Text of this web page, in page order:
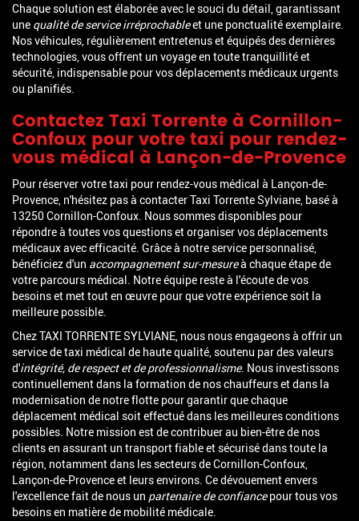
Chaque solution est élaborée avec le souci du détail, garantissant
une qualité de service irréprochableet une ponctualité exemplaire.
Nos véhicules, régulièrement entretenus et équipés des dernières
technologies, vous offrent un voyage en toute tranquillité et
sécurité, indispensable pour vos déplacements médicaux urgents
ou planifiés.
Contactez Taxi Torrente à Cornillon-
Confoux pour votre taxi pour rendez-
vous médical à Lançon-de-Provence
Pour réserver votre taxi pour rendez-vous médical à Lançon-de-
Provence, n'hésitez pas à contacter Taxi Torrente Sylviane, basé à
13250 Cornillon-Confoux. Nous sommes disponibles pour
répondre à toutes vos questions et organiser vos déplacements
médicaux avec efficacité. Grâce à notre service personnalisé,
bénéficiez d'un accompagnement sur-mesureà chaque étape de
votre parcours médical. Notre équipe reste à l'écoute de vos
besoins et met tout en œuvre pour que votre expérience soit la
meilleure possible.
Chez TAXI TORRENTE SYLVIANE, nous nous engageons à offrir un
service de taxi médical de haute qualité, soutenu par des valeurs
d'intégrité, de respect et de professionnalisme. Nous investissons
continuellement dans la formation de nos chauffeurs et dans la
modernisation de notre flotte pour garantir que chaque
déplacement médical soit effectué dans les meilleures conditions
possibles. Notre mission est de contribuer au bien-être de nos
clients en assurant un transport fiable et sécurisé dans toute la
région, notamment dans les secteurs de Cornillon-Confoux,
Lançon-de-Provence et leurs environs. Ce dévouement envers
l'excellence fait de nous un partenaire de confiancepour tous vos
besoins en matière de mobilité médicale.